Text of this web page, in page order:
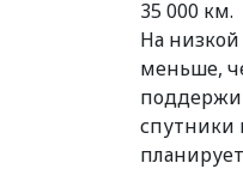
35 000 км.
На
меньше,
спутники